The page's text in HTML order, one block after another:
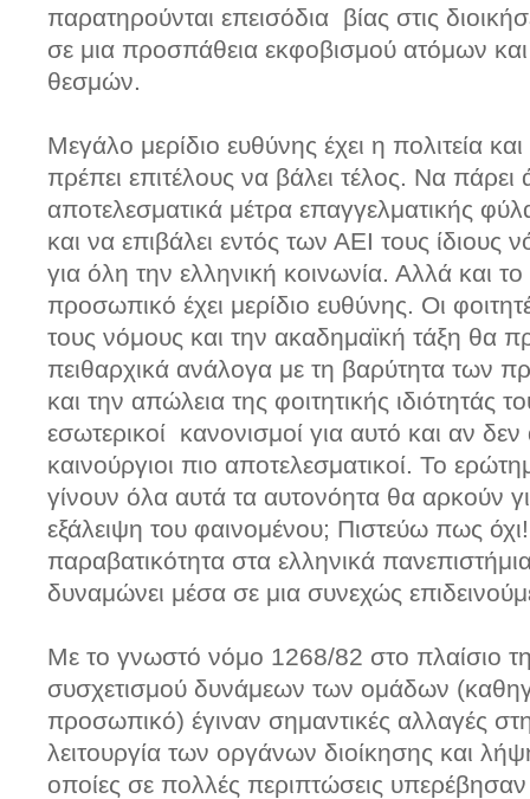
παρατηρούνται επεισόδια βίας στις
σε μια προσπάθεια εκφοβισμού ατόμων
θεσμών.
Μεγάλο μερίδιο ευθύνης έχει η πολιτεία
πρέπει επιτέλους να βάλει τέλος. Να πάρει
αποτελεσματικά μέτρα επαγγελματικής
και να επιβάλει εντός των ΑΕΙ τους
για όλη την ελληνική κοινωνία. Αλλά και
προσωπικό έχει μερίδιο ευθύνης. Οι
τους νόμους και την ακαδημαϊκή τάξη θα
πειθαρχικά ανάλογα με τη βαρύτητα των
και την απώλεια της φοιτητικής ιδιότητάς
εσωτερικοί κανονισμοί για αυτό και αν
καινούργιοι πιο αποτελεσματικοί. Το
γίνουν όλα αυτά τα αυτονόητα θα αρκούν
εξάλειψη του φαινομένου; Πιστεύω πως όχι!
παραβατικότητα στα ελληνικά
δυναμώνει μέσα σε μια συνεχώς
Με το γνωστό νόμο 1268/82 στο πλαίσιο
συσχετισμού δυνάμεων των ομάδων
προσωπικό) έγιναν σημαντικές αλλαγές
λειτουργία των οργάνων διοίκησης και
οποίες σε πολλές περιπτώσεις